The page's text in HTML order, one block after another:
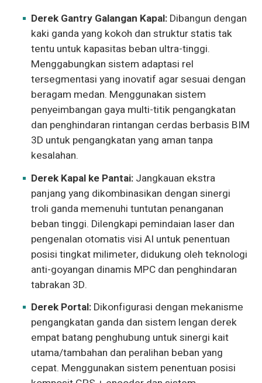
Derek Gantry Galangan Kapal: Dibangun dengan
kaki ganda yang kokoh dan struktur statis tak
tentu untuk kapasitas beban ultra-tinggi.
Menggabungkan sistem adaptasi rel
tersegmentasi yang inovatif agar sesuai dengan
beragam medan. Menggunakan sistem
penyeimbangan gaya multi-titik pengangkatan
dan penghindaran rintangan cerdas berbasis BIM
3D untuk pengangkatan yang aman tanpa
kesalahan.
Derek Kapal ke Pantai: Jangkauan ekstra
panjang yang dikombinasikan dengan sinergi
troli ganda memenuhi tuntutan penanganan
beban tinggi. Dilengkapi pemindaian laser dan
pengenalan otomatis visi AI untuk penentuan
posisi tingkat milimeter, didukung oleh teknologi
anti-goyangan dinamis MPC dan penghindaran
tabrakan 3D.
Derek Portal: Dikonfigurasi dengan mekanisme
pengangkatan ganda dan sistem lengan derek
empat batang penghubung untuk sinergi kait
utama/tambahan dan peralihan beban yang
cepat. Menggunakan sistem penentuan posisi